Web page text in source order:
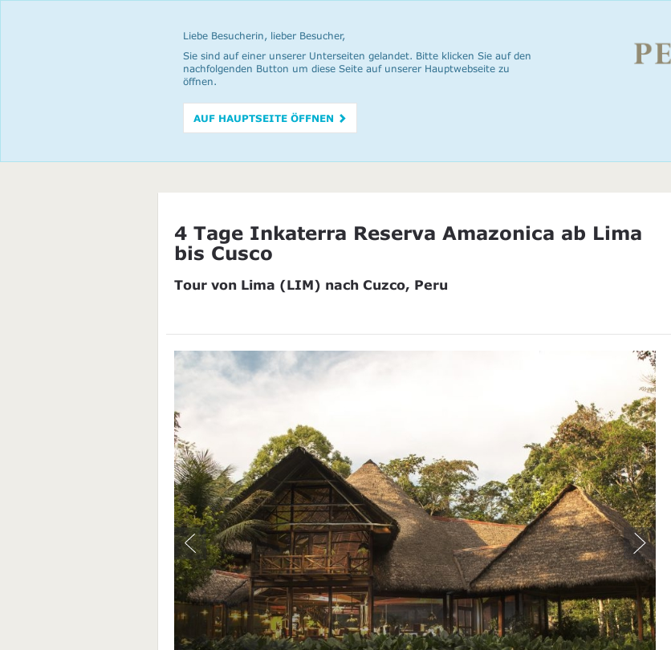
Liebe Besucherin, lieber Besucher,
Sie sind auf einer unserer Unterseiten gelandet. Bitte klicken Sie auf den
nachfolgenden Button um diese Seite auf unserer Hauptwebseite zu
öffnen.
AUF HAUPTSEITE ÖFFNEN
4 Tage Inkaterra Reserva Amazonica ab Lima
bis Cusco
Tour von Lima (LIM) nach Cuzco, Peru